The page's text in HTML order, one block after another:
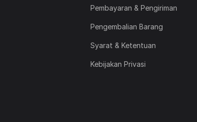
Pembayaran & Pengiriman
Pengembalian Barang
Syarat & Ketentuan
Kebijakan Privasi